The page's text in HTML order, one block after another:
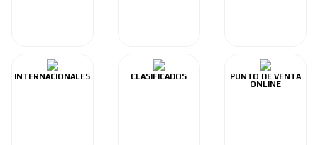
INTERNACIONALES CLASIFICADOS
PUNTO DE VENTA
ONLINE